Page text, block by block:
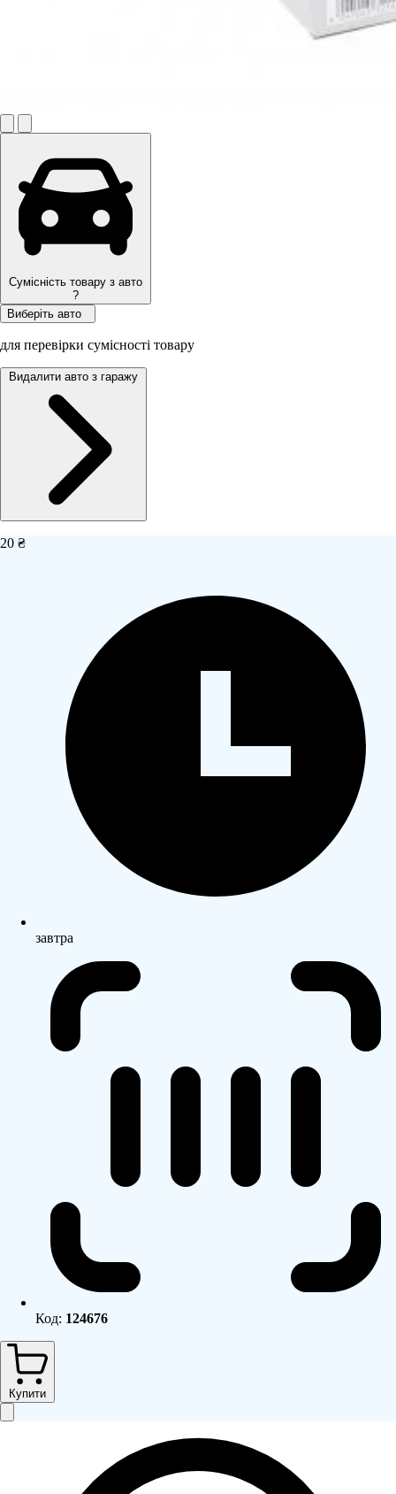
Сумісність товару з авто
?
Виберіть авто
для перевірки сумісності товару
Видалити авто з гаражу
20 ₴
завтра
Код: 124676
Купити